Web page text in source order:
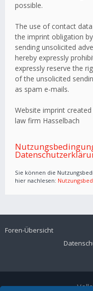
possible.
The use of contact
the imprint obligation
sending unsolicited
hereby expressly
expressly reserve the
of the unsolicited
as spam e-mails.
Website imprint
law firm Hasselbach
Sie können die
hier nachlesen:
Foren-Übersicht